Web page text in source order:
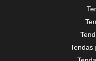
Tendas